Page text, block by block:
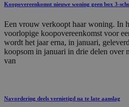
Koopovereenkomst nieuwe woning geen box 3-
Een vrouw verkoopt haar woning. In
voorlopige koopovereenkomst voor
wordt het jaar erna, in januari,
koopsom in januari in drie delen over
van
Navordering deels vernietigd na te late aanslag